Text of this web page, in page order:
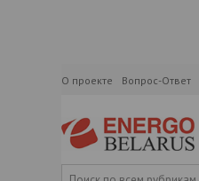
О проекте Вопрос-Ответ